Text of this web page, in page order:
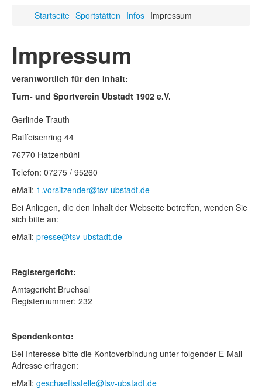
Startseite Sportstätten Infos Impressum
Impressum
verantwortlich für den Inhalt:
Turn- und Sportverein Ubstadt 1902 e.V.
Gerlinde Trauth
Raiffeisenring 44
76770 Hatzenbühl
Telefon: 07275 / 95260
eMail: 1.vorsitzender@tsv-ubstadt.de
Bei Anliegen, die den Inhalt der Webseite betreffen, wenden Sie
sich bitte an:
eMail: presse@tsv-ubstadt.de
Registergericht:
Amtsgericht Bruchsal
Registernummer: 232
Spendenkonto:
Bei Interesse bitte die Kontoverbindung unter folgender E-Mail-
Adresse erfragen:
eMail: geschaeftsstelle@tsv-ubstadt.de